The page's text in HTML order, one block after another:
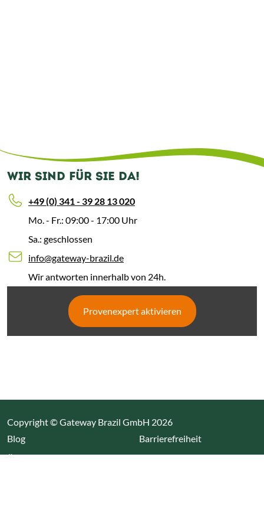
WIR SIND FÜR SIE DA!
+49 (0) 341 - 39 28 13 020
Mo. - Fr.: 09:00 - 17:00 Uhr
Sa.: geschlossen
info@gateway-brazil.de
Wir antworten innerhalb von 24h.
Provenexpert aktivieren
Copyright © Gateway Brazil GmbH 2026
Blog(Link öffnet einen neuen Tab)
Über uns
Barrierefreiheit
Impressum